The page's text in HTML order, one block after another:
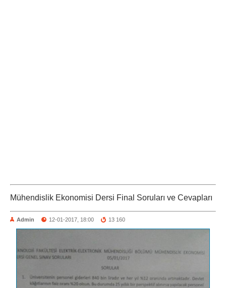
Mühendislik Ekonomisi Dersi Final Soruları ve Cevapları
Admin 12-01-2017, 18:00 13 160